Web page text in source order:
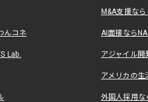
M&A支援な
んコネ AI面接なら
Lab. アジャイル
アメリカの
外国人採用